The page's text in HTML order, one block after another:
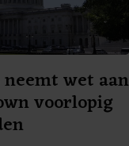
neemt wet aan
voorlopig